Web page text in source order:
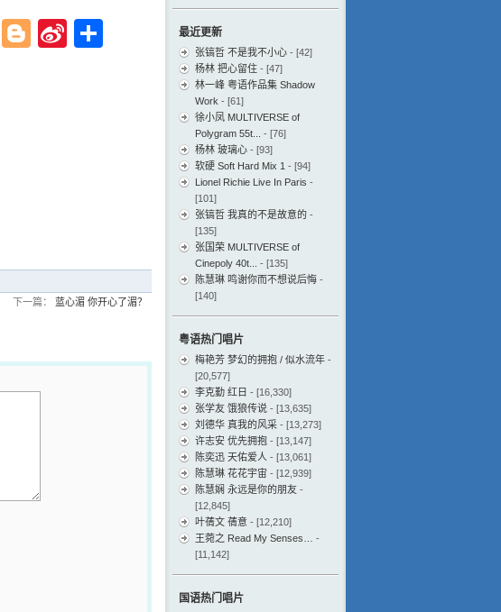
WordPress
Blogger
Sina
下一篇： 蓝心湄 你开心了湄？
档
最近更新
张镐哲 不是我不小心 - [42]
杨林 把心留住 - [47]
林一峰 粤语作品集 Shadow
Work - [61]
徐小凤 MULTIVERSE of
Polygram 55t...
- [76]
杨林 玻璃心 - [93]
软硬 Soft Hard Mix 1 - [94]
Lionel Richie Live In Paris -
[101]
张镐哲 我真的不是故意的 -
[135]
张国荣 MULTIVERSE of
Cinepoly 40t...
- [135]
陈慧琳 鸣谢你而不想说后悔 -
[140]
粤语热门唱片
梅艳芳 梦幻的拥抱 / 似水流年 -
[20,577]
李克勤 红日 - [16,330]
张学友 饿狼传说 - [13,635]
刘德华 真我的风采 - [13,273]
许志安 优先拥抱 - [13,147]
陈奕迅 天佑爱人 - [13,061]
陈慧琳 花花宇宙 - [12,939]
陈慧娴 永远是你的朋友 -
[12,845]
叶蒨文 蒨意 - [12,210]
王菀之 Read My Senses…
-
[11,142]
国语热门唱片